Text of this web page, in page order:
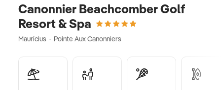
Canonnier Beachcomber Golf
Resort & Spa
Maurícius · Pointe Aux Canonniers